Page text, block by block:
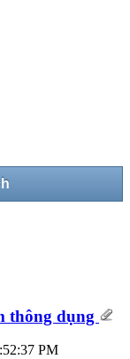
thông dụng
PM